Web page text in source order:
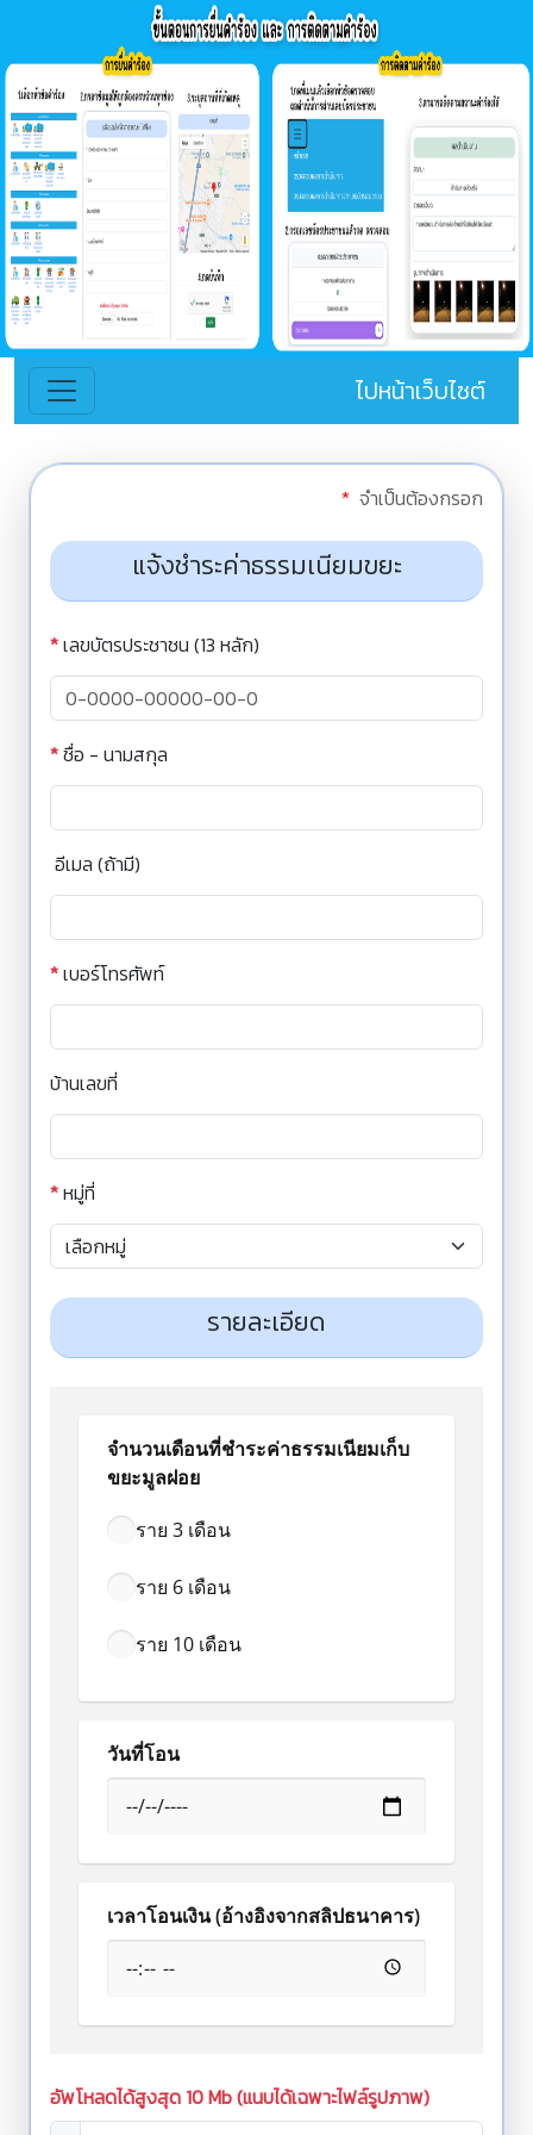
ไปหน้าเว็บไซต์
* จำเป็นต้องกรอก
แจ้งชำระค่าธรรมเนียมขยะ
*เลขบัตรประชาชน (13 หลัก)
*ชื่อ - นามสกุล
อีเมล (ถ้ามี)
*เบอร์โทรศัพท์
บ้านเลขที่
*หมู่ที่
รายละเอียด
จำนวนเดือนที่ชำระค่าธรรมเนียมเก็บ
ขยะมูลฝอย
ราย 3 เดือน
ราย 6 เดือน
ราย 10 เดือน
วันที่โอน
เวลาโอนเงิน (อ้างอิงจากสลิปธนาคาร)
อัพโหลดได้สูงสุด 10 Mb (แนบได้เฉพาะไฟล์รูปภาพ)